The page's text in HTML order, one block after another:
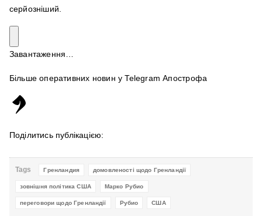
серйозніший.
Завантаження…
Більше оперативних новин у Telegram Апострофа
Поділитись публікацією:
Tags Гренландия домовленості щодо Гренландії
зовнішня політика США Марко Рубио
переговори щодо Гренландії Рубио США